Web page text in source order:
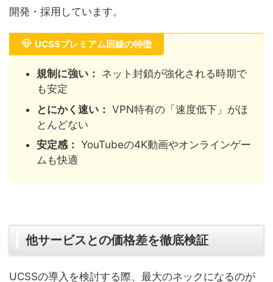
開発・採用しています。
UCSSプレミアム回線の特徴
規制に強い： ネット封鎖が強化される時期で
も安定
とにかく速い： VPN特有の「速度低下」がほ
とんどない
安定感： YouTubeの4K動画やオンラインゲー
ムも快適
他サービスとの価格差を徹底検証
UCSSの導入を検討する際、最大のネックになるのが